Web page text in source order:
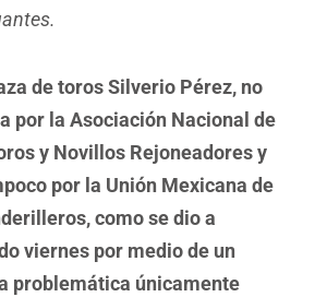
de toros Silverio Pérez, no
por la Asociación Nacional de
y Novillos Rejoneadores y
por la Unión Mexicana de
como se dio a
viernes por medio de un
problemática únicamente